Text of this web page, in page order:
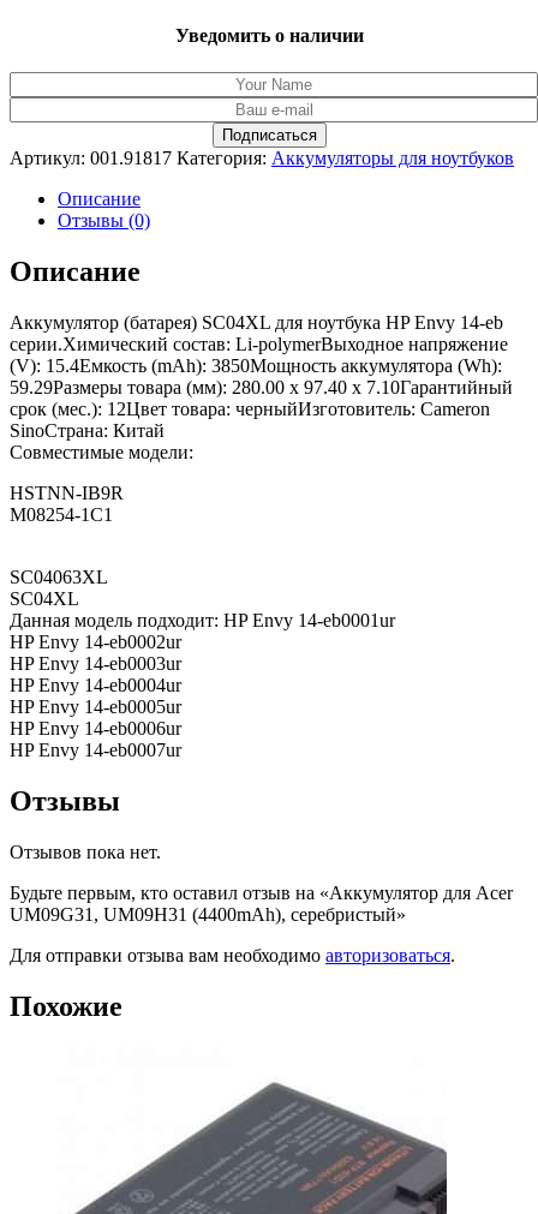
Уведомить о наличии
Артикул: 001.91817 Категория: Аккумуляторы для ноутбуков
Описание
Отзывы (0)
Описание
Аккумулятор (батарея) SC04XL для ноутбука HP Envy 14-eb
серии.Химический состав: Li-polymerВыходное напряжение
(V): 15.4Емкость (mAh): 3850Мощность аккумулятора (Wh):
59.29Размеры товара (мм): 280.00 x 97.40 x 7.10Гарантийный
срок (мес.): 12Цвет товара: черныйИзготовитель: Cameron
SinoСтрана: Китай
Совместимые модели:
HSTNN-IB9R
M08254-1C1
SC04063XL
SC04XL
Данная модель подходит: HP Envy 14-eb0001ur
HP Envy 14-eb0002ur
HP Envy 14-eb0003ur
HP Envy 14-eb0004ur
HP Envy 14-eb0005ur
HP Envy 14-eb0006ur
HP Envy 14-eb0007ur
Отзывы
Отзывов пока нет.
Будьте первым, кто оставил отзыв на «Аккумулятор для Acer
UM09G31, UM09H31 (4400mAh), серебристый»
Для отправки отзыва вам необходимо авторизоваться.
Похожие